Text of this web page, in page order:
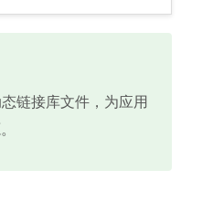
链接库文件，为应用